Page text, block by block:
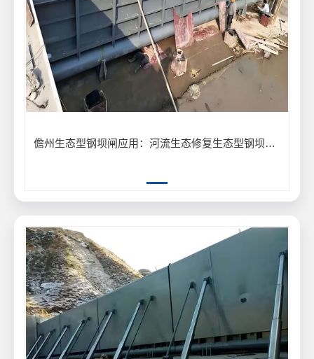
儋州生态型钢坝闸应用：河流生态修复生态型钢坝闸保护生物多样性案例